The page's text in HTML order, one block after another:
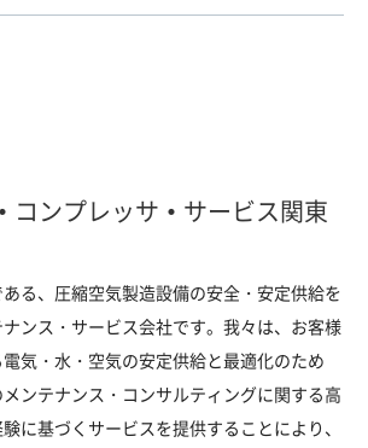
コンプレッサ・サービス関東
る、圧縮空気製造設備の安全・安定供給を
ンス・サービス会社です。我々は、お客様
気・水・空気の安定供給と最適化のため
ンテナンス・コンサルティングに関する高
に基づくサービスを提供することにより、